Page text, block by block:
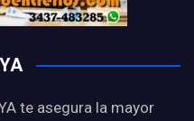
te asegura la mayor